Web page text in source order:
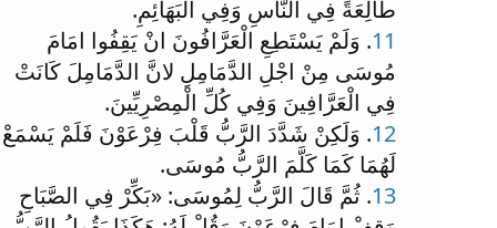
طَالِعَةً فِي النَّاسِ وَفِي الْبَهَائِمِ.
11. وَلَمْ يَسْتَطِعِ الْعَرَّافُونَ انْ يَقِفُوا امَامَ
مُوسَى مِنْ اجْلِ الدَّمَامِلِ لانَّ الدَّمَامِلَ كَانَتْ
فِي الْعَرَّافِينَ وَفِي كُلِّ الْمِصْرِيِّينَ.
12. وَلَكِنْ شَدَّدَ الرَّبُّ قَلْبَ فِرْعَوْنَ فَلَمْ يَسْمَعْ
لَهُمَا كَمَا كَلَّمَ الرَّبُّ مُوسَى.
13. ثُمَّ قَالَ الرَّبُّ لِمُوسَى: «بَكِّرْ فِي الصَّبَاحِ